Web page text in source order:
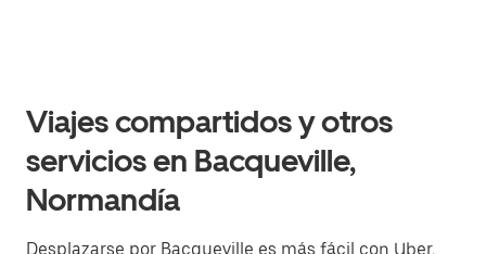
Viajes compartidos y otros
servicios en Bacqueville,
Normandía
Desplazarse por Bacqueville es más fácil con Uber.